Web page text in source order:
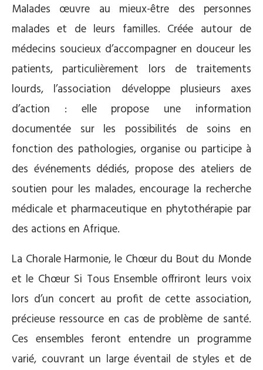
Malades œuvre au mieux-être des personnes
malades et de leurs familles. Créée autour de
médecins soucieux d’accompagner en douceur les
patients, particulièrement lors de traitements
lourds, l’association développe plusieurs axes
d’action : elle propose une information
documentée sur les possibilités de soins en
fonction des pathologies, organise ou participe à
des événements dédiés, propose des ateliers de
soutien pour les malades, encourage la recherche
médicale et pharmaceutique en phytothérapie par
des actions en Afrique.
La Chorale Harmonie, le Chœur du Bout du Monde
et le Chœur Si Tous Ensemble offriront leurs voix
lors d’un concert au profit de cette association,
précieuse ressource en cas de problème de santé.
Ces ensembles feront entendre un programme
varié, couvrant un large éventail de styles et de